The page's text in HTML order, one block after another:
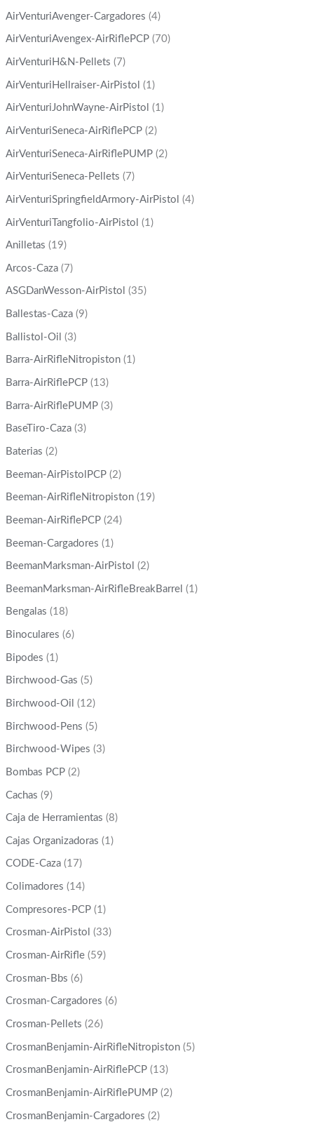
AirVenturiAvenger-Cargadores (4)
AirVenturiAvengex-AirRiflePCP (70)
AirVenturiH&N-Pellets (7)
AirVenturiHellraiser-AirPistol (1)
AirVenturiJohnWayne-AirPistol (1)
AirVenturiSeneca-AirRiflePCP (2)
AirVenturiSeneca-AirRiflePUMP (2)
AirVenturiSeneca-Pellets (7)
AirVenturiSpringfieldArmory-AirPistol (4)
AirVenturiTangfolio-AirPistol (1)
Anilletas (19)
Arcos-Caza (7)
ASGDanWesson-AirPistol (35)
Ballestas-Caza (9)
Ballistol-Oil (3)
Barra-AirRifleNitropiston (1)
Barra-AirRiflePCP (13)
Barra-AirRiflePUMP (3)
BaseTiro-Caza (3)
Baterias (2)
Beeman-AirPistolPCP (2)
Beeman-AirRifleNitropiston (19)
Beeman-AirRiflePCP (24)
Beeman-Cargadores (1)
BeemanMarksman-AirPistol (2)
BeemanMarksman-AirRifleBreakBarrel (1)
Bengalas (18)
Binoculares (6)
Bipodes (1)
Birchwood-Gas (5)
Birchwood-Oil (12)
Birchwood-Pens (5)
Birchwood-Wipes (3)
Bombas PCP (2)
Cachas (9)
Caja de Herramientas (8)
Cajas Organizadoras (1)
CODE-Caza (17)
Colimadores (14)
Compresores-PCP (1)
Crosman-AirPistol (33)
Crosman-AirRifle (59)
Crosman-Bbs (6)
Crosman-Cargadores (6)
Crosman-Pellets (26)
CrosmanBenjamin-AirRifleNitropiston (5)
CrosmanBenjamin-AirRiflePCP (13)
CrosmanBenjamin-AirRiflePUMP (2)
CrosmanBenjamin-Cargadores (2)